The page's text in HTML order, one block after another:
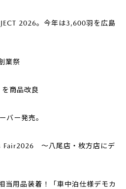
2026。今年は3,600羽を広島
業祭
を商品改良
バー発売。
Fair2026 ～八尾店・枚方店にデ
当用品装着！「車中泊仕様デモカ